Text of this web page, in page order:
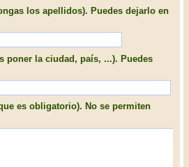
los apellidos). Puedes dejarlo en
poner la ciudad, país, ...). Puedes
es obligatorio). No se permiten